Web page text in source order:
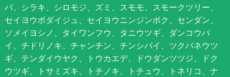
バ、シラキ、シロモジ、ズミ、スモモ、スモークツリー、
セイヨウボダイジュ、セイヨウニンジンボク、センダン、
ソメイヨシノ、タイワンフウ、タニウツギ、ダンコウバ
イ、チドリノキ、チャンチン、チンシバイ、ツクバネウツ
ギ、テンダイウヤク、トウカエデ、ドウダンツツジ、ドク
ウツギ、トサミズキ、トチノキ、トチュウ、トネリコ、ナ